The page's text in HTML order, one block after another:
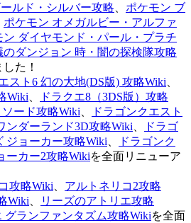
ルド・シルバー攻略
ポケモン ブ
ポケモン オメガルビー・アルファ
ン ダイヤモンド・パール・プラチ
のダンジョン 時・闇の探検隊攻略
た！
スト6 幻の大地(DS版) 攻略Wiki
Wiki
ドラクエ8（3DS版）攻略
ード攻略Wiki
ドラゴンクエスト
ンダーランド3D攻略Wiki
ドラゴ
ジョーカー攻略Wiki
ドラゴンク
ーカー2攻略Wikiを全面リニューア
攻略Wiki
アルトネリコ2攻略
Wiki
リーズのアトリエ攻略
グランファンタズム攻略Wikiを全面